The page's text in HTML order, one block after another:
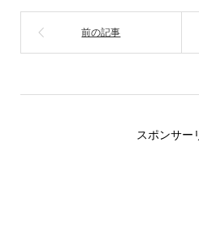
スポンサー